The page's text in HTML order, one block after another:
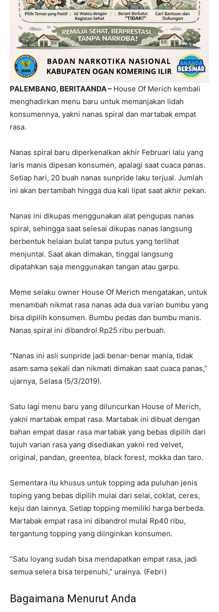
PALEMBANG, BERITAANDA – House Of Merich kembali
menghadirkan menu baru untuk memanjakan lidah
konsumennya, yakni nanas spiral dan martabak empat
rasa.
Nanas spiral baru diperkenalkan akhir Februari lalu yang
laris manis dipesan konsumen, apalagi saat cuaca panas.
Setiap hari, 20 buah nanas sunpride laku terjual. Jumlah
ini akan bertambah hingga dua kali lipat saat akhir pekan.
Nanas ini dikupas menggunakan alat pengupas nanas
spiral, sehingga saat selesai dikupas nanas langsung
berbentuk helaian bulat tanpa putus yang terlihat
menjuntai. Saat akan dimakan, tinggal langsung
dipatahkan saja menggunakan tangan atau garpu.
Meme selaku owner House Of Merich mengatakan, untuk
menambah nikmat rasa nanas ada dua varian bumbu yang
bisa dipilih konsumen. Bumbu pedas dan bumbu manis.
Nanas spiral ini dibandrol Rp25 ribu perbuah.
“Nanas ini asli sunpride jadi benar-benar mania, tidak
asam sama sekali dan nikmati dimakan saat cuaca panas,”
ujarnya, Selasa (5/3/2019).
Satu lagi menu baru yang diluncurkan House of Merich,
yakni martabak empat rasa. Martabak ini dibuat dengan
bahan empat dasar rasa martabak yang bebas dipilih dari
tujuh varian rasa yang disediakan yakni red velvet,
original, pandan, greentea, black forest, mokka dan taro.
Sementara itu khusus untuk topping ada puluhan jenis
toping yang bebas dipilih mulai dari selai, coklat, ceres,
keju dan lainnya. Setiap topping memiliki harga berbeda.
Martabak empat rasa ini dibandrol mulai Rp40 ribu,
tergantung topping yang diinginkan konsumen.
“Satu loyang sudah bisa mendapatkan empat rasa, jadi
semua selera bisa terpenuhi,” urainya. (Febri)
Bagaimana Menurut Anda